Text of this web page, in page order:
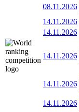
08.11.2026
14.11.2026
14.11.2026
14.11.2026
14.11.2026
14.11.2026